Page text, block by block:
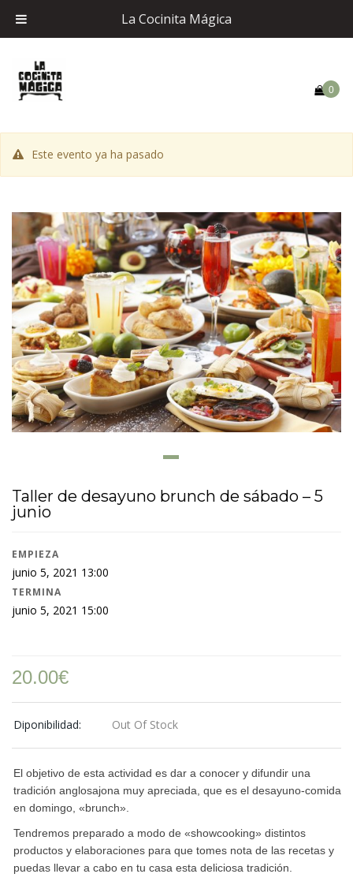
0
Este evento ya ha pasado
Taller de desayuno brunch de sábado – 5
junio
EMPIEZA
junio 5, 2021 13:00
TERMINA
junio 5, 2021 15:00
20.00€
Diponibilidad: Out Of Stock
El objetivo de esta actividad es dar a conocer y difundir una
tradición anglosajona muy apreciada, que es el desayuno-comida
en domingo, «brunch».
Tendremos preparado a modo de «showcooking» distintos
productos y elaboraciones para que tomes nota de las recetas y
puedas llevar a cabo en tu casa esta deliciosa tradición.
La Cocinita Mágica